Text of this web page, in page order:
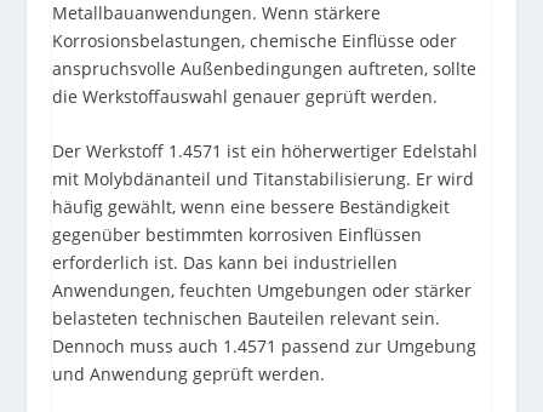
Metallbauanwendungen. Wenn stärkere
Korrosionsbelastungen, chemische Einflüsse oder
anspruchsvolle Außenbedingungen auftreten, sollte
die Werkstoffauswahl genauer geprüft werden.
Der Werkstoff 1.4571 ist ein höherwertiger Edelstahl
mit Molybdänanteil und Titanstabilisierung. Er wird
häufig gewählt, wenn eine bessere Beständigkeit
gegenüber bestimmten korrosiven Einflüssen
erforderlich ist. Das kann bei industriellen
Anwendungen, feuchten Umgebungen oder stärker
belasteten technischen Bauteilen relevant sein.
Dennoch muss auch 1.4571 passend zur Umgebung
und Anwendung geprüft werden.